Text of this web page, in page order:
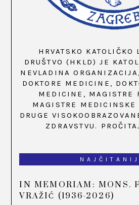
HRVATSKO KATOLIČKO
DRUŠTVO (HKLD) JE
NEVLADINA
DOKTORE MEDICINE,
MEDICINE, MAGISTRE
MAGISTRE
DRUGE
ZDRAVSTVU.
IN MEMORIAM: MONS.
VRAŽIĆ (1936-2026)